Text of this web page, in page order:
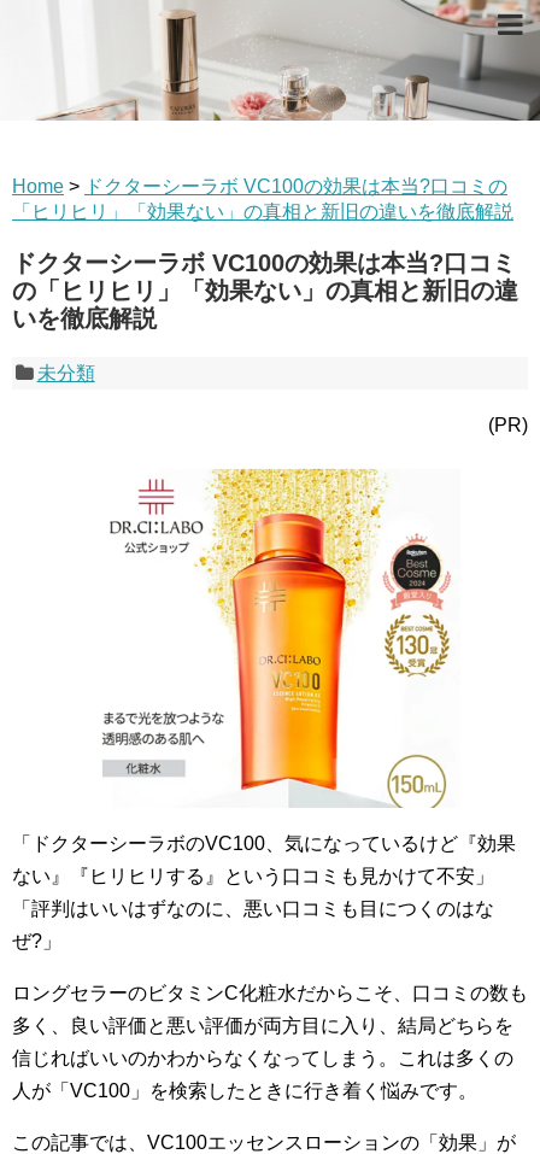
Home > ドクターシーラボ VC100の効果は本当?口コミの
「ヒリヒリ」「効果ない」の真相と新旧の違いを徹底解説
ドクターシーラボ VC100の効果は本当?口コミ
の「ヒリヒリ」「効果ない」の真相と新旧の違
いを徹底解説
未分類
(PR)
「ドクターシーラボのVC100、気になっているけど『効果
ない』『ヒリヒリする』という口コミも見かけて不安」
「評判はいいはずなのに、悪い口コミも目につくのはな
ぜ?」
ロングセラーのビタミンC化粧水だからこそ、口コミの数も
多く、良い評価と悪い評価が両方目に入り、結局どちらを
信じればいいのかわからなくなってしまう。これは多くの
人が「VC100」を検索したときに行き着く悩みです。
この記事では、VC100エッセンスローションの「効果」が